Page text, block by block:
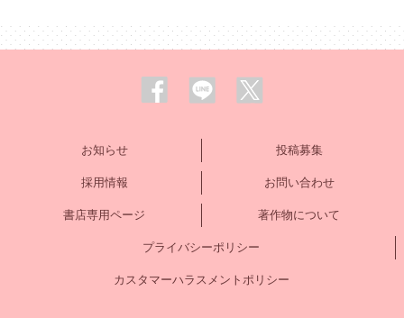
お知らせ 投稿募集
採用情報 お問い合わせ
書店専用ページ 著作物について
プライバシーポリシー
カスタマーハラスメントポリシー